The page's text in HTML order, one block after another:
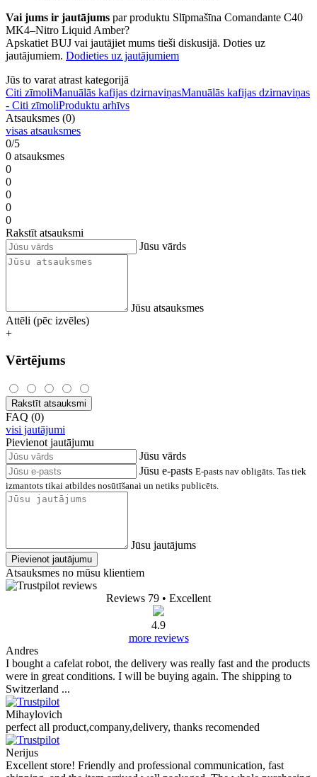
Vai jums ir jautājums par produktu Slīpmašīna Comandante C40
MK4–Nitro Liquid Amber?
Apskatiet BUJ vai jautājiet mums tieši diskusijā. Doties uz
jautājumiem. Dodieties uz jautājumiem
Jūs to varat atrast kategorijā
Citi zīmoliManuālās kafijas dzirnaviņasManuālās kafijas dzirnaviņas
- Citi zīmoliProduktu arhīvs
Atsauksmes (0)
visas atsauksmes
0/5
0 atsauksmes
0
0
0
0
0
Rakstīt atsauksmi
Jūsu vārds
Jūsu atsauksmes
Attēli (pēc izvēles)
+
Vērtējums
Rakstīt atsauksmi
FAQ (0)
visi jautājumi
Pievienot jautājumu
Jūsu vārds
Jūsu e-pasts E-pasts nav obligāts. Tas tiek
izmantots tikai atbildes nosūtīšanai un netiks publicēts.
Jūsu jautājums
Pievienot jautājumu
Atsauksmes no mūsu klientiem
Reviews 79 • Excellent
4.9
more reviews
Andres
I bought a cafelat robot, the delivery was really fast and the products
were in great conditions. I will be buying again. The shipping to
Switzerland ...
Mihaylovich
perfect all product,company,delivery, thanks recomended
Nerijus
Excellent store! Friendly and professional communication, fast